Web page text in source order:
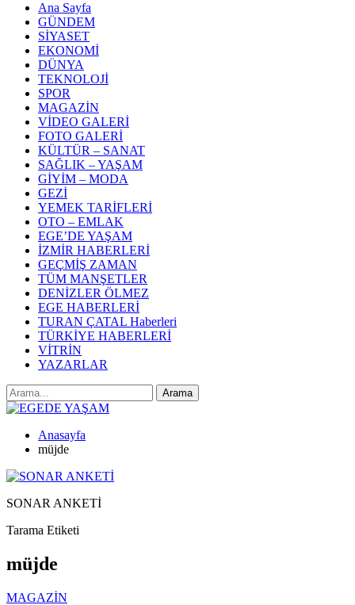
Ana Sayfa
GÜNDEM
SİYASET
EKONOMİ
DÜNYA
TEKNOLOJİ
SPOR
MAGAZİN
VİDEO GALERİ
FOTO GALERİ
KÜLTÜR – SANAT
SAĞLIK – YAŞAM
GİYİM – MODA
GEZİ
YEMEK TARİFLERİ
OTO – EMLAK
EGE’DE YAŞAM
İZMİR HABERLERİ
GEÇMİŞ ZAMAN
TÜM MANŞETLER
DENİZLER ÖLMEZ
EGE HABERLERİ
TURAN ÇATAL Haberleri
TÜRKİYE HABERLERİ
VİTRİN
YAZARLAR
Anasayfa
müjde
SONAR ANKETİ
Tarama Etiketi
müjde
MAGAZİN